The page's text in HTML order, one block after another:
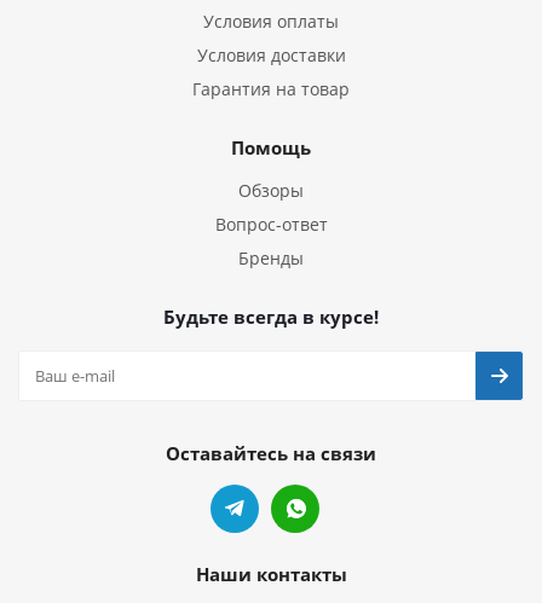
Условия оплаты
Условия доставки
Гарантия на товар
Помощь
Обзоры
Вопрос-ответ
Бренды
Будьте всегда в курсе!
Оставайтесь на связи
Наши контакты